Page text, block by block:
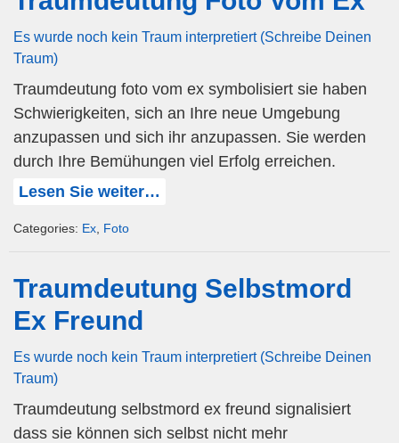
Es wurde noch kein Traum interpretiert (Schreibe Deinen
Traum)
Traumdeutung foto vom ex symbolisiert sie haben
Schwierigkeiten, sich an Ihre neue Umgebung
anzupassen und sich ihr anzupassen. Sie werden
durch Ihre Bemühungen viel Erfolg erreichen.
Lesen Sie weiter…
Categories: Ex Foto
Traumdeutung Selbstmord
Ex Freund
Es wurde noch kein Traum interpretiert (Schreibe Deinen
Traum)
Traumdeutung selbstmord ex freund signalisiert
dass sie können sich selbst nicht mehr